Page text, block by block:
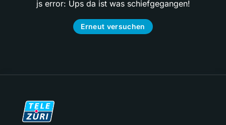
js error: Ups da ist was schiefgegangen!
Erneut versuchen